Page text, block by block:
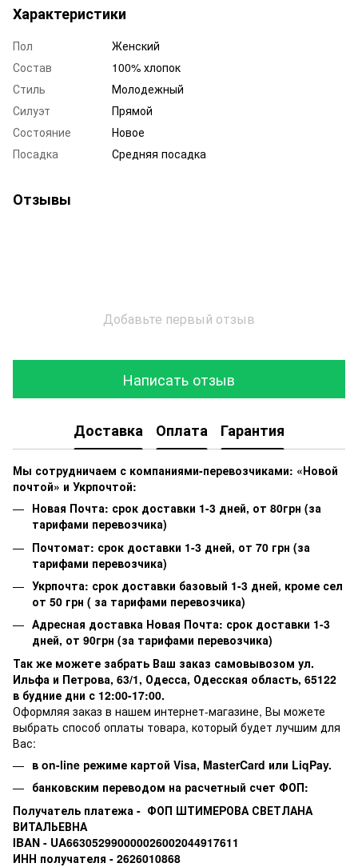
Характеристики
Пол
Женский
Состав
100% хлопок
Стиль
Молодежный
Силуэт
Прямой
Состояние
Новое
Посадка
Средняя посадка
Отзывы
Добавьте первый отзыв
Написать отзыв
Доставка Оплата Гарантия
Мы сотрудничаем с компаниями-перевозчиками: «Новой
почтой» и Укрпочтой:
Новая Почта: срок доставки 1-3 дней, от 80грн (за
тарифами перевозчика)
Почтомат: срок доставки 1-3 дней, от 70 грн (за
тарифами перевозчика)
Укрпочта: срок доставки базовый 1-3 дней, кроме сел
от 50 грн ( за тарифами перевозчика)
Адресная доставка Новая Почта: срок доставки 1-3
дней, от 90грн (за тарифами перевозчика)
Так же можете забрать Ваш заказ самовывозом ул.
Ильфа и Петрова, 63/1, Одесса, Одесская область, 65122
в будние дни с 12:00-17:00.
Оформляя заказ в нашем интернет-магазине, Вы можете
выбрать способ оплаты товара, который будет лучшим для
Вас:
в on-line режиме картой Visa, MasterCard или LiqPay.
банковским переводом на расчетный счет ФОП:
Получатель платежа - ФОП ШТИМЕРОВА СВЕТЛАНА
ВИТАЛЬЕВНА
IBAN - UA663052990000026002044917611
ИНН получателя - 2626010868